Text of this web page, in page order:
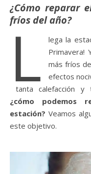
¿Cómo reparar el daño de los meses más
fríos del año?
L
lega la
Primavera!
más fríos
efectos
tanta calefacción y
¿cómo podemos
estación?Veamos
este objetivo.